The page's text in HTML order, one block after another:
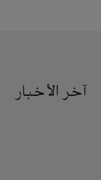
آخر الأخبار